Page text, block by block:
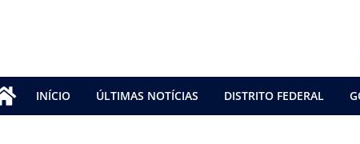
INÍCIO ÚLTIMAS NOTÍCIAS DISTRITO FEDERAL